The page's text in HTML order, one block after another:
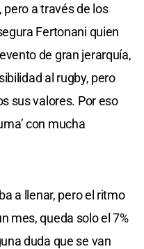
a través de los
Fertonani quien
de gran jerarquía,
al rugby, pero
sus valores. Por eso
con mucha
a llenar, pero el ritmo
mes, queda solo el 7%
duda que se van